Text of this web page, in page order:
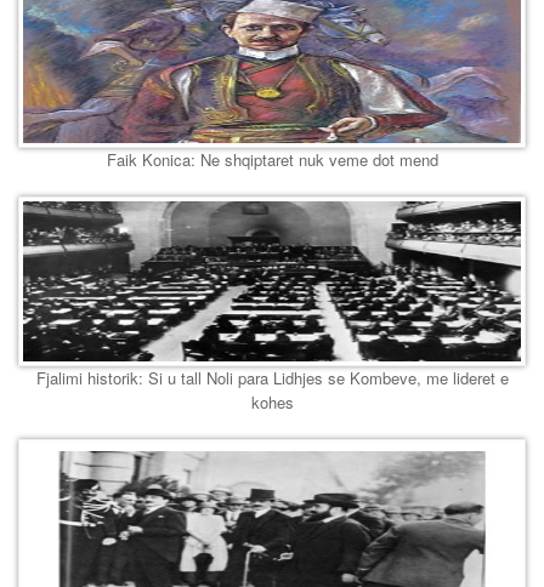
Faik Konica: Ne shqiptaret nuk veme dot mend
Fjalimi historik: Si u tall Noli para Lidhjes se Kombeve, me lideret e
kohes